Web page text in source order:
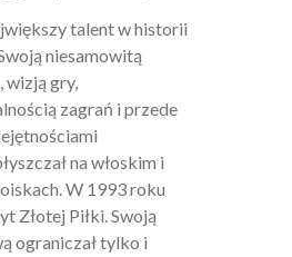
talent w historii
niesamowitą
wizją gry,
zagrań i przede
na włoskim i
W 1993 roku
Złotej Piłki. Swoją
ograniczał tylko i